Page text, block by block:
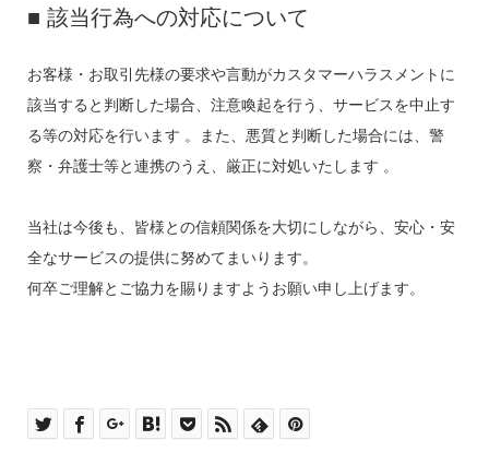
■ 該当行為への対応について
お客様・お取引先様の要求や言動がカスタマーハラスメントに
該当すると判断した場合、注意喚起を行う、サービスを中止す
る等の対応を行います 。また、悪質と判断した場合には、警
察・弁護士等と連携のうえ、厳正に対処いたします 。
当社は今後も、皆様との信頼関係を大切にしながら、安心・安
全なサービスの提供に努めてまいります。
何卒ご理解とご協力を賜りますようお願い申し上げます。